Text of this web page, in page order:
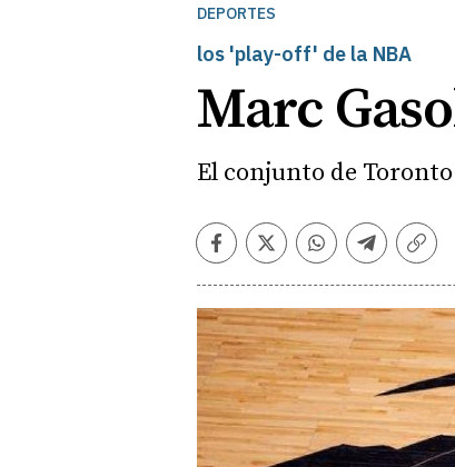
DEPORTES
los 'play-off' de la NBA
Marc
El conjunto de
Facebook
TwitterWhatsapp
Telegram